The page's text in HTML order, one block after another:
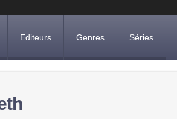
Editeurs Genres Séries